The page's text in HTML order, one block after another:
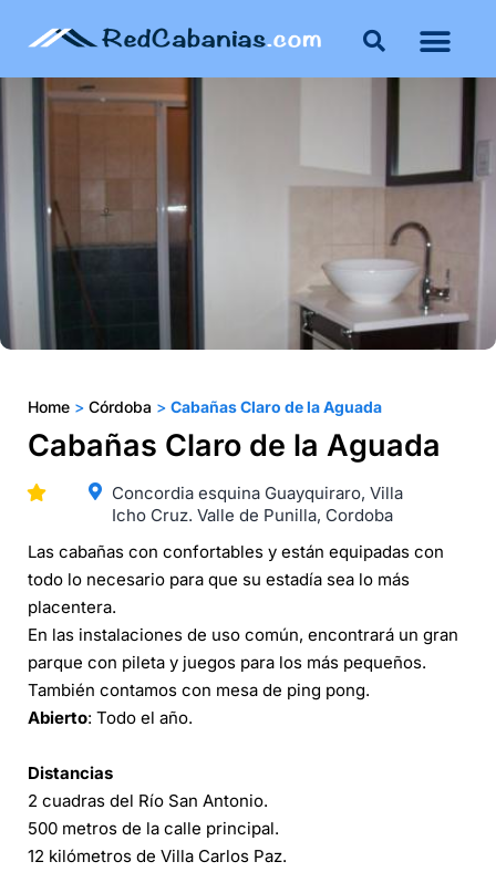
Home > Córdoba > Cabañas Claro de la Aguada
Cabañas Claro de la Aguada
Concordia esquina Guayquiraro, Villa
Icho Cruz. Valle de Punilla, Cordoba
Las cabañas con confortables y están equipadas con
todo lo necesario para que su estadía sea lo más
placentera.
En las instalaciones de uso común, encontrará un gran
parque con pileta y juegos para los más pequeños.
También contamos con mesa de ping pong.
Abierto: Todo el año.
Distancias
2 cuadras del Río San Antonio.
500 metros de la calle principal.
12 kilómetros de Villa Carlos Paz.